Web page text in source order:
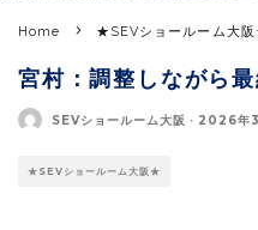
Home ★SEVショールーム大
宮村：調整しながら
SEVショールーム大阪 · 2026年
★SEVショールーム大阪★